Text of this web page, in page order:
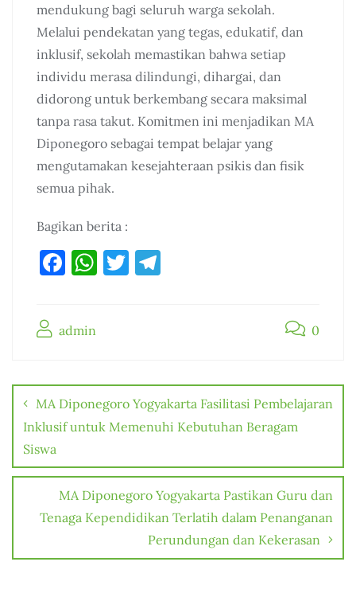
mendukung bagi seluruh warga sekolah.
Melalui pendekatan yang tegas, edukatif, dan
inklusif, sekolah memastikan bahwa setiap
individu merasa dilindungi, dihargai, dan
didorong untuk berkembang secara maksimal
tanpa rasa takut. Komitmen ini menjadikan MA
Diponegoro sebagai tempat belajar yang
mengutamakan kesejahteraan psikis dan fisik
semua pihak.
Bagikan berita :
F
e
o
o
k
W
p
p
T
m
admin 0
Post
navigation
MA Diponegoro Yogyakarta Fasilitasi Pembelajaran
Inklusif untuk Memenuhi Kebutuhan Beragam
Siswa
MA Diponegoro Yogyakarta Pastikan Guru dan
Tenaga Kependidikan Terlatih dalam Penanganan
Perundungan dan Kekerasan